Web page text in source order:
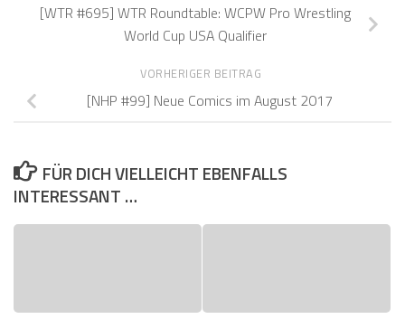
[WTR #695] WTR Roundtable: WCPW Pro Wrestling
World Cup USA Qualifier
VORHERIGER BEITRAG
[NHP #99] Neue Comics im August 2017
FÜR DICH VIELLEICHT EBENFALLS
INTERESSANT …